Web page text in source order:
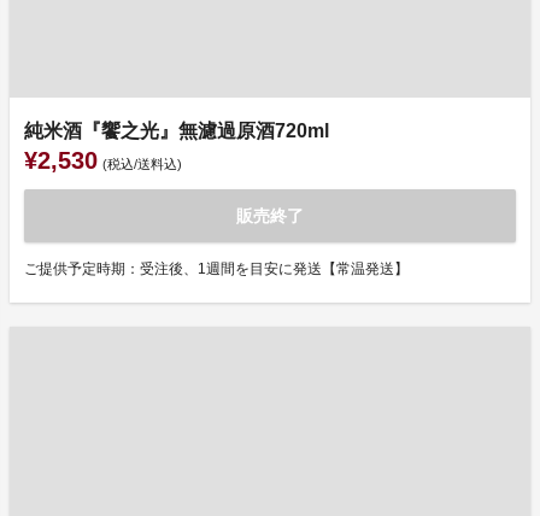
純米酒『饗之光』無濾過原酒720ml
¥2,530 (税込/送料込)
販売終了
ご提供予定時期：受注後、1週間を目安に発送【常温発送】